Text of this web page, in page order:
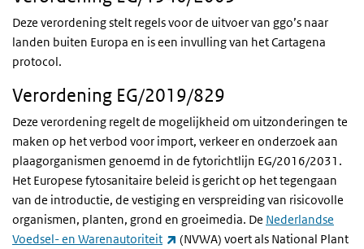
Deze verordening stelt regels voor de uitvoer van ggo’s naar
landen buiten Europa en is een invulling van het Cartagena
protocol.
Verordening EG/2019/829
Deze verordening regelt de mogelijkheid om uitzonderingen te
maken op het verbod voor import, verkeer en onderzoek aan
plaagorganismen genoemd in de fytorichtlijn EG/2016/2031.
Het Europese fytosanitaire beleid is gericht op het tegengaan
van de introductie, de vestiging en verspreiding van risicovolle
organismen, planten, grond en groeimedia. De Nederlandse
Voedsel- en Warenautoriteit
(externe link)
(NVWA) voert als National Plant